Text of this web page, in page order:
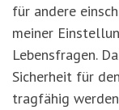
für andere
meiner
Lebensfragen.
Sicherheit für
tragfähig